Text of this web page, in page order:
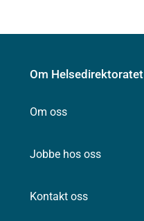
Om Helsedirektoratet
Om oss
Jobbe hos oss
Kontakt oss